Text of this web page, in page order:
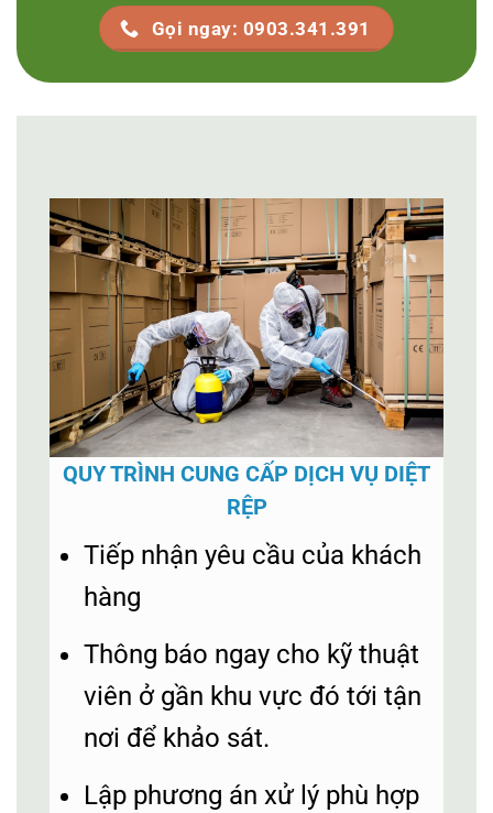
Gọi ngay: 0903.341.391
QUY TRÌNH CUNG CẤP DỊCH VỤ DIỆT
RỆP
Tiếp nhận yêu cầu của khách
hàng
Thông báo ngay cho kỹ thuật
viên ở gần khu vực đó tới tận
nơi để khảo sát.
Lập phương án xử lý phù hợp